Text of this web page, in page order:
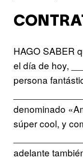
HAGO SABER
el día de hoy,
persona
denominado
súper cool, y
adelante